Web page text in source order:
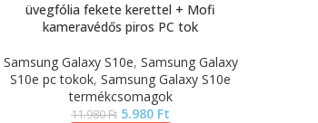
üvegfólia fekete kerettel + Mofi
kameravédős piros PC tok
Samsung Galaxy S10e, Samsung Galaxy
S10e pc tokok, Samsung Galaxy S10e
termékcsomagok
11.980Ft 5.980 Ft